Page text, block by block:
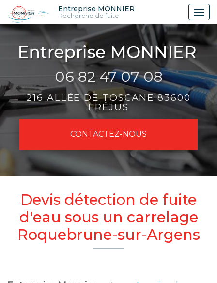
Aller
au
contenu
principal
Entreprise MONNIER
Recherche de fuite
06 82 47 07 08
216 ALLÉE DE TOSCANE 83600
FRÉJUS
CONTACTEZ-NOUS
Devis détection de fuite
d'eau sous un carrelage
Roquebrune-sur-Argens